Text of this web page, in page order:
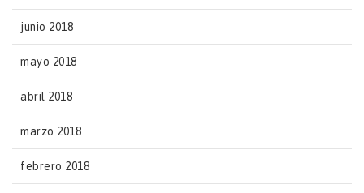
junio 2018
mayo 2018
abril 2018
marzo 2018
febrero 2018